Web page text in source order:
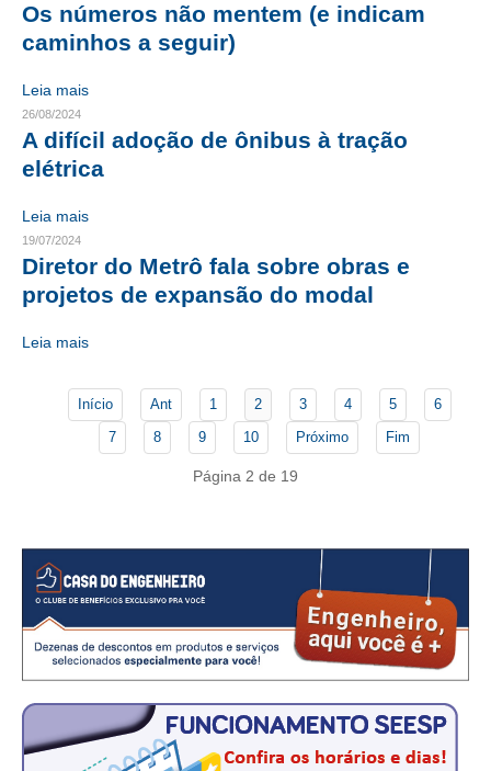
CONTATO
CURSOS
ENGENHEIRO EMPREENDEDOR
SEESP EDUCAÇÃO
PLATAFORMAS GRATUITAS
BENEFÍCIOS
APOSENTADORIA
PLANO DE SAÚDE
SEESPPREV
COMUNICAÇÃO
PALAVRA DO MURILO
CONTEÚDO ESPECIAL
JORNAL DO ENGENHEIRO
Os números não mentem (e indicam
caminhos a seguir)
Leia mais
26/08/2024
A difícil adoção de ônibus à tração
elétrica
Leia mais
19/07/2024
Diretor do Metrô fala sobre obras e
projetos de expansão do modal
Leia mais
Início Ant 1 2 3 4 5
6
7
8 9 10 Próximo Fim
Página 2 de 19